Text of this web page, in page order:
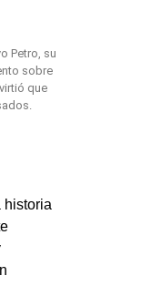
Petro, su
sobre
que
historia